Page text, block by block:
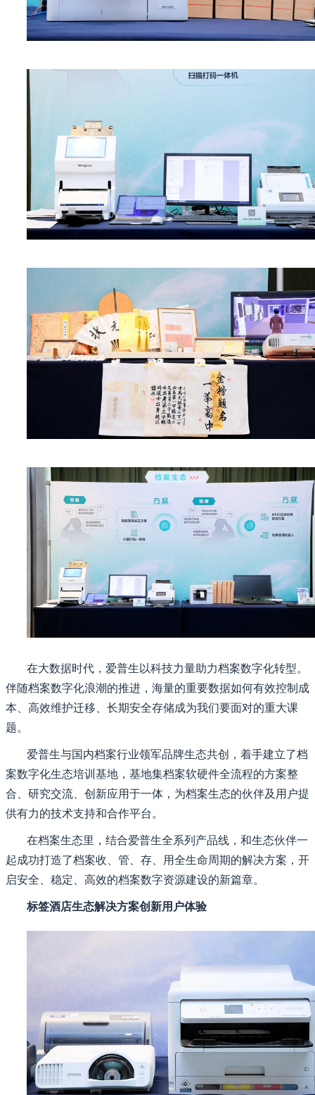
在大数据时代，爱普生以科技力量助力档案数字化转型。
伴随档案数字化浪潮的推进，海量的重要数据如何有效控制成
本、高效维护迁移、长期安全存储成为我们要面对的重大课
题。
爱普生与国内档案行业领军品牌生态共创，着手建立了档
案数字化生态培训基地，基地集档案软硬件全流程的方案整
合、研究交流、创新应用于一体，为档案生态的伙伴及用户提
供有力的技术支持和合作平台。
在档案生态里，结合爱普生全系列产品线，和生态伙伴一
起成功打造了档案收、管、存、用全生命周期的解决方案，开
启安全、稳定、高效的档案数字资源建设的新篇章。
标签酒店生态解决方案创新用户体验